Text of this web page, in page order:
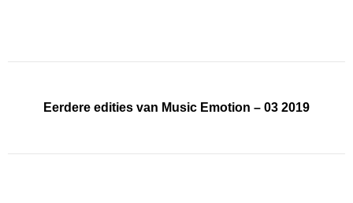
Eerdere edities van Music Emotion – 03 2019